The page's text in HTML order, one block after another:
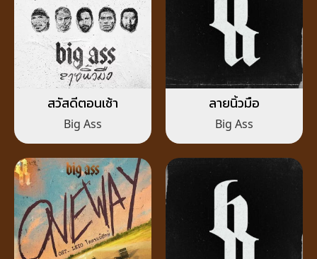
สวัสดีตอนเช้า
Big Ass
ลายนิ้วมือ
Big Ass